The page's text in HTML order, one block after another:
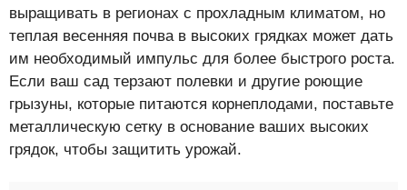
выращивать в регионах с прохладным климатом, но
теплая весенняя почва в высоких грядках может дать
им необходимый импульс для более быстрого роста.
Если ваш сад терзают полевки и другие роющие
грызуны, которые питаются корнеплодами, поставьте
металлическую сетку в основание ваших высоких
грядок, чтобы защитить урожай.